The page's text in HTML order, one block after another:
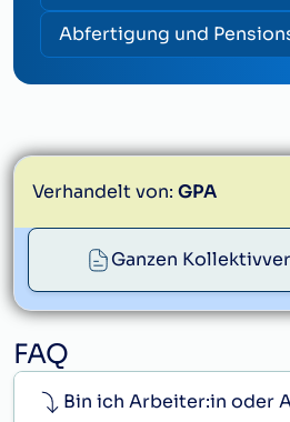
Abfertigung und
Ganzen
Verhandelt von: GPA
FAQ
Bin ich Arbeiter:in oder